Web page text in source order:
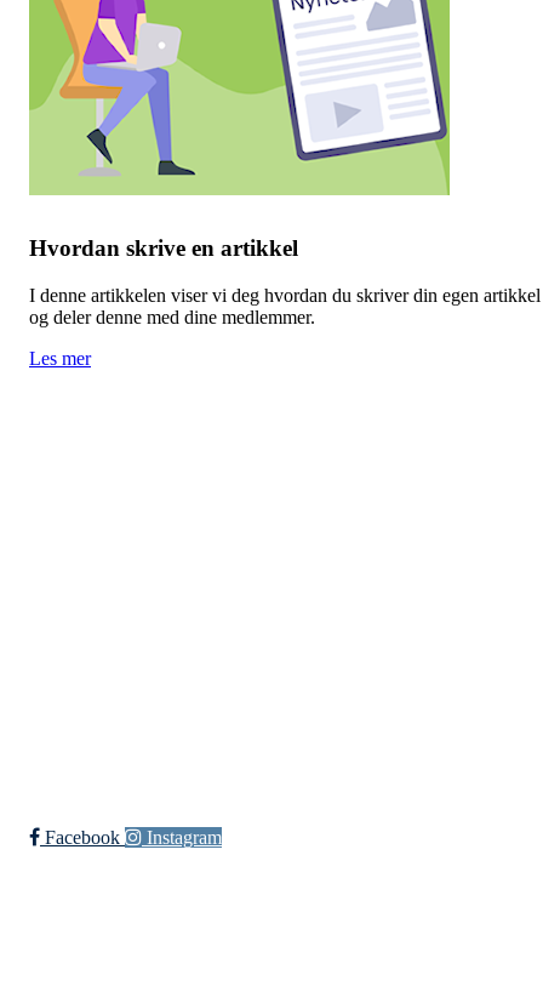
Hvordan skrive en artikkel
I denne artikkelen viser vi deg hvordan du skriver din egen artikkel
og deler denne med dine medlemmer.
Les mer
Facebook Instagram